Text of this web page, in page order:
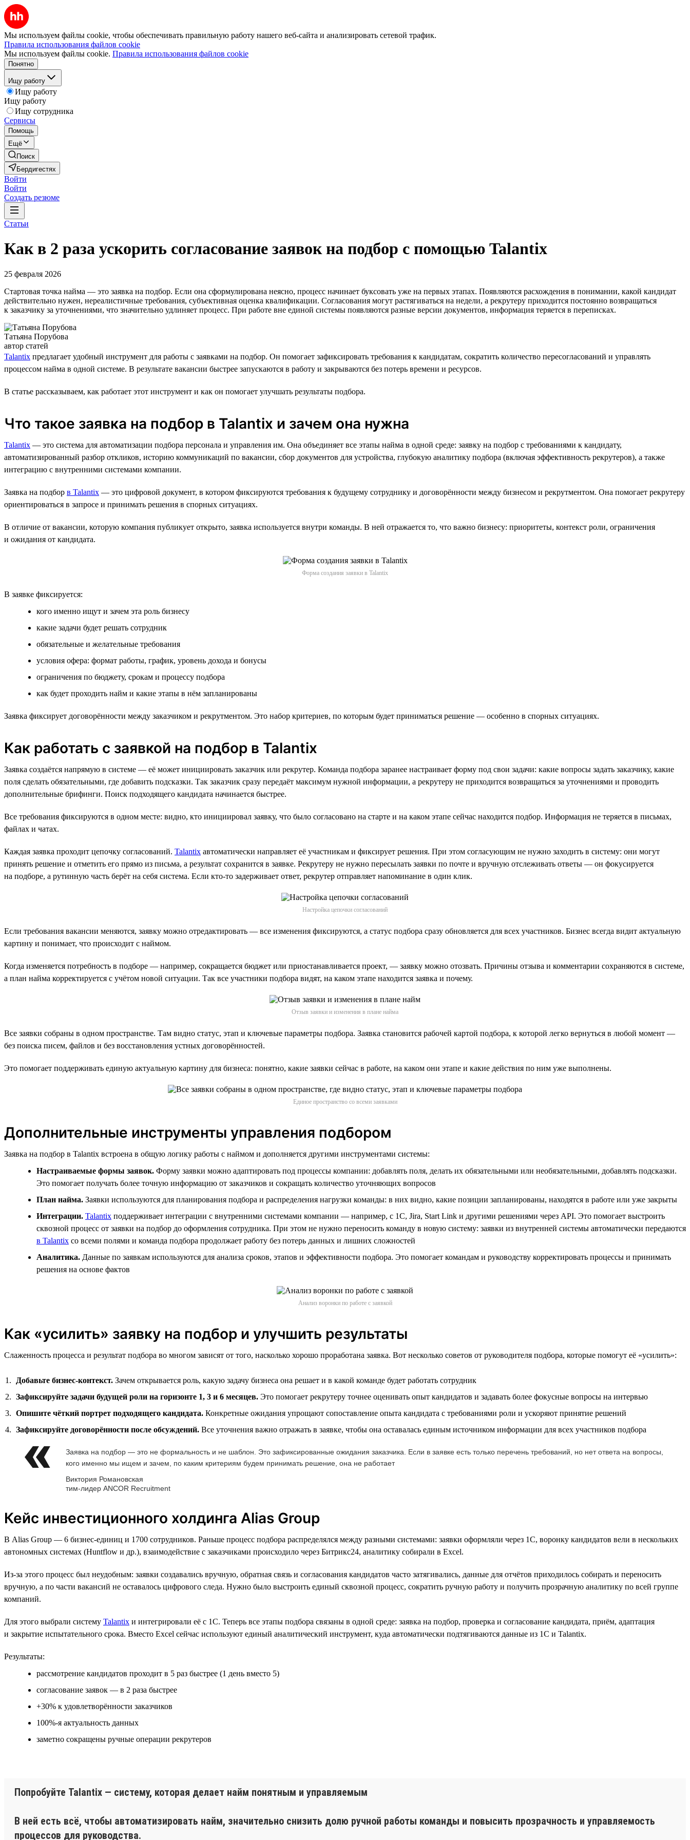
Мы используем файлы cookie, чтобы обеспечивать правильную работу нашего веб-сайта и анализировать сетевой трафик.
Правила использования файлов cookie
Мы используем файлы cookie. Правила использования файлов cookie
Понятно
Ищу работу
Ищу работу
Ищу работу
Ищу сотрудника
Сервисы
Помощь
Ещё
Поиск
Бердигестях
Войти
Войти
Создать резюме
Статьи
Как в 2 раза ускорить согласование заявок на подбор с помощью Talantix
25 февраля 2026
Стартовая точка найма — это заявка на подбор. Если она сформулирована неясно, процесс начинает буксовать уже на первых этапах. Появляются расхождения в понимании, какой кандидат
действительно нужен, нереалистичные требования, субъективная оценка квалификации. Согласования могут растягиваться на недели, а рекрутеру приходится постоянно возвращаться
к заказчику за уточнениями, что значительно удлиняет процесс. При работе вне единой системы появляются разные версии документов, информация теряется в переписках.
Татьяна Порубова
автор статей
Talantix предлагает удобный инструмент для работы с заявками на подбор. Он помогает зафиксировать требования к кандидатам, сократить количество пересогласований и управлять
процессом найма в одной системе. В результате вакансии быстрее запускаются в работу и закрываются без потерь времени и ресурсов.
В статье рассказываем, как работает этот инструмент и как он помогает улучшать результаты подбора.
Что такое заявка на подбор в Talantix и зачем она нужна
Talantix — это система для автоматизации подбора персонала и управления им. Она объединяет все этапы найма в одной среде: заявку на подбор с требованиями к кандидату,
автоматизированный разбор откликов, историю коммуникаций по вакансии, сбор документов для устройства, глубокую аналитику подбора (включая эффективность рекрутеров), а также
интеграцию с внутренними системами компании.
Заявка на подбор в Talantix — это цифровой документ, в котором фиксируются требования к будущему сотруднику и договорённости между бизнесом и рекрутментом. Она помогает рекрутеру
ориентироваться в запросе и принимать решения в спорных ситуациях.
В отличие от вакансии, которую компания публикует открыто, заявка используется внутри команды. В ней отражается то, что важно бизнесу: приоритеты, контекст роли, ограничения
и ожидания от кандидата.
Форма создания заявки в Talantix
В заявке фиксируется:
кого именно ищут и зачем эта роль бизнесу
какие задачи будет решать сотрудник
обязательные и желательные требования
условия офера: формат работы, график, уровень дохода и бонусы
ограничения по бюджету, срокам и процессу подбора
как будет проходить найм и какие этапы в нём запланированы
Заявка фиксирует договорённости между заказчиком и рекрутментом. Это набор критериев, по которым будет приниматься решение — особенно в спорных ситуациях.
Как работать с заявкой на подбор в Talantix
Заявка создаётся напрямую в системе — её может инициировать заказчик или рекрутер. Команда подбора заранее настраивает форму под свои задачи: какие вопросы задать заказчику, какие
поля сделать обязательными, где добавить подсказки. Так заказчик сразу передаёт максимум нужной информации, а рекрутеру не приходится возвращаться за уточнениями и проводить
дополнительные брифинги. Поиск подходящего кандидата начинается быстрее.
Все требования фиксируются в одном месте: видно, кто инициировал заявку, что было согласовано на старте и на каком этапе сейчас находится подбор. Информация не теряется в письмах,
файлах и чатах.
Каждая заявка проходит цепочку согласований. Talantix автоматически направляет её участникам и фиксирует решения. При этом согласующим не нужно заходить в систему: они могут
принять решение и отметить его прямо из письма, а результат сохранится в заявке. Рекрутеру не нужно пересылать заявки по почте и вручную отслеживать ответы — он фокусируется
на подборе, а рутинную часть берёт на себя система. Если кто-то задерживает ответ, рекрутер отправляет напоминание в один клик.
Настройка цепочки согласований
Если требования вакансии меняются, заявку можно отредактировать — все изменения фиксируются, а статус подбора сразу обновляется для всех участников. Бизнес всегда видит актуальную
картину и понимает, что происходит с наймом.
Когда изменяется потребность в подборе — например, сокращается бюджет или приостанавливается проект, — заявку можно отозвать. Причины отзыва и комментарии сохраняются в системе,
а план найма корректируется с учётом новой ситуации. Так все участники подбора видят, на каком этапе находится заявка и почему.
Отзыв заявки и изменения в плане найма
Все заявки собраны в одном пространстве. Там видно статус, этап и ключевые параметры подбора. Заявка становится рабочей картой подбора, к которой легко вернуться в любой момент —
без поиска писем, файлов и без восстановления устных договорённостей.
Это помогает поддерживать единую актуальную картину для бизнеса: понятно, какие заявки сейчас в работе, на каком они этапе и какие действия по ним уже выполнены.
Единое пространство со всеми заявками
Дополнительные инструменты управления подбором
Заявка на подбор в Talantix встроена в общую логику работы с наймом и дополняется другими инструментами системы:
Настраиваемые формы заявок. Форму заявки можно адаптировать под процессы компании: добавлять поля, делать их обязательными или необязательными, добавлять подсказки.
Это помогает получать более точную информацию от заказчиков и сокращать количество уточняющих вопросов
План найма. Заявки используются для планирования подбора и распределения нагрузки команды: в них видно, какие позиции запланированы, находятся в работе или уже закрыты
Интеграции. Talantix поддерживает интеграции с внутренними системами компании — например, с 1С, Jira, Start Link и другими решениями через API. Это помогает выстроить
сквозной процесс от заявки на подбор до оформления сотрудника. При этом не нужно переносить команду в новую систему: заявки из внутренней системы автоматически передаются
в Talantix со всеми полями и команда подбора продолжает работу без потерь данных и лишних сложностей
Аналитика. Данные по заявкам используются для анализа сроков, этапов и эффективности подбора. Это помогает командам и руководству корректировать процессы и принимать
решения на основе фактов
Анализ воронки по работе с заявкой
Как «усилить» заявку на подбор и улучшить результаты
Слаженность процесса и результат подбора во многом зависят от того, насколько хорошо проработана заявка. Вот несколько советов от руководителя подбора, которые помогут её «усилить»:
Добавьте бизнес-контекст. Зачем открывается роль, какую задачу бизнеса она решает и в какой команде будет работать сотрудник
Зафиксируйте задачи будущей роли на горизонте 1, 3 и 6 месяцев. Это помогает рекрутеру точнее оценивать опыт кандидатов и задавать более фокусные вопросы на интервью
Опишите чёткий портрет подходящего кандидата. Конкретные ожидания упрощают сопоставление опыта кандидата с требованиями роли и ускоряют принятие решений
Зафиксируйте договорённости после обсуждений. Все уточнения важно отражать в заявке, чтобы она оставалась единым источником информации для всех участников подбора
Заявка на подбор — это не формальность и не шаблон. Это зафиксированные ожидания заказчика. Если в заявке есть только перечень требований, но нет ответа на вопросы,
кого именно мы ищем и зачем, по каким критериям будем принимать решение, она не работает
Виктория Романовская
тим-лидер ANCOR Recruitment
Кейс инвестиционного холдинга Alias Group
В Alias Group — 6 бизнес-единиц и 1700 сотрудников. Раньше процесс подбора распределялся между разными системами: заявки оформляли через 1С, воронку кандидатов вели в нескольких
автономных системах (Huntflow и др.), взаимодействие с заказчиками происходило через Битрикс24, аналитику собирали в Excel.
Из-за этого процесс был неудобным: заявки создавались вручную, обратная связь и согласования кандидатов часто затягивались, данные для отчётов приходилось собирать и переносить
вручную, а по части вакансий не оставалось цифрового следа. Нужно было выстроить единый сквозной процесс, сократить ручную работу и получить прозрачную аналитику по всей группе
компаний.
Для этого выбрали систему Talantix и интегрировали её с 1С. Теперь все этапы подбора связаны в одной среде: заявка на подбор, проверка и согласование кандидата, приём, адаптация
и закрытие испытательного срока. Вместо Excel сейчас используют единый аналитический инструмент, куда автоматически подтягиваются данные из 1С и Talantix.
Результаты:
рассмотрение кандидатов проходит в 5 раз быстрее (1 день вместо 5)
согласование заявок — в 2 раза быстрее
+30% к удовлетворённости заказчиков
100%-я актуальность данных
заметно сокращены ручные операции рекрутеров
Попробуйте Talantix — систему, которая делает найм понятным и управляемым
В ней есть всё, чтобы автоматизировать найм, значительно снизить долю ручной работы команды и повысить прозрачность и управляемость
процессов для руководства.